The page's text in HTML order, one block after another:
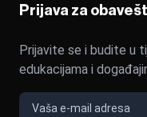
Prijava za
Prijavite se i budite u
edukacijama i